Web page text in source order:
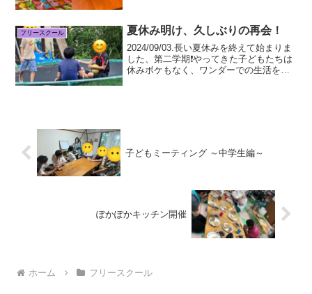
ピカの遊具に子どもたちの目はキラキラ
🤩 最高の...
フリースクール 夏休み明け、久しぶりの再会！
2024/09/03.長い夏休みを終えて始まりま
した、第二学期❗️やってきた子どもたちは
休みボケもなく、ワンダーでの生活を過
子どもミーティング ～中学生編～
ぽかぽかキッチン開催
ホーム フリースクール